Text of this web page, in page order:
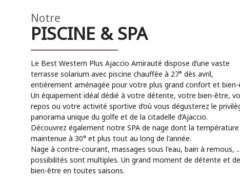
Notre
PISCINE & SPA
Le Best Western Plus Ajaccio Amirauté dispose d’une vaste
terrasse solarium avec piscine chauffée à 27° dès avril,
entièrement aménagée pour votre plus grand confort et bien-
Un équipement idéal dédié à votre détente, votre bien-être,
repos ou votre activité sportive d’où vous dégusterez le
panorama unique du golfe et de la citadelle d’Ajaccio.
Découvrez également notre SPA de nage dont la
maintenue à 30° et plus tout au long de l'année.
Nage à contre-courant, massages sous l'eau, bain à remous,
possibilités sont multiples. Un grand moment de détente et de
bien-être en toutes saisons.